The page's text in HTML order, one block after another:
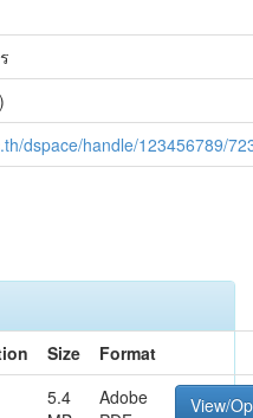
dspace/handle/123456789/
Size
Format
5.4
Adobe
View/